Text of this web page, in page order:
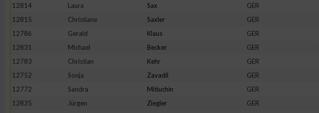
12814
Laura Sax GER
12815
Christiane Saxler GER
12786
Gerald Klaus GER
12831
Michael Becker GER
12783
Christian Kehr GER
12752
Sonja Zavadil GER
12772
Sandra Mitiuchin GER
12835
Jürgen Ziegler GER
Erstellung von Profilen zur Personalisierung von Inhalten
Verwendung von Profilen zur Auswahl personalisierter Inhalte
Messung der Werbeleistung